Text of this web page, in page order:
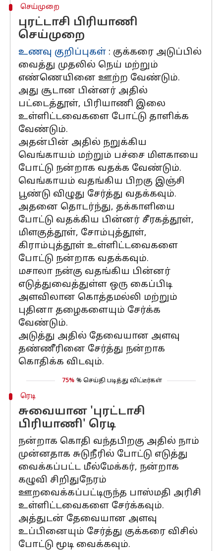
செய்முறை
புரட்டாசி பிரியாணி
செய்முறை
உணவு குறிப்புகள் : குக்கரை அடுப்பில்
வைத்து முதலில் நெய் மற்றும்
எண்ணெயினை ஊற்ற வேண்டும்.
அது சூடான பின்னர் அதில்
பட்டைத்தூள், பிரியாணி இலை
உள்ளிட்டவைகளை போட்டு தாளிக்க
வேண்டும்.
அதன்பின் அதில் நறுக்கிய
வெங்காயம் மற்றும் பச்சை மிளகாயை
போட்டு நன்றாக வதக்க வேண்டும்.
வெங்காயம் வதங்கிய பிறகு இஞ்சி
பூண்டு விழுது சேர்த்து வதக்கவும்.
அதனை தொடர்ந்து, தக்காளியை
போட்டு வதக்கிய பின்னர் சீரகத்தூள்,
மிளகுத்தூள், சோம்புத்தூள்,
கிராம்புத்தூள் உள்ளிட்டவைகளை
போட்டு நன்றாக வதக்கவும்.
மசாலா நன்கு வதங்கிய பின்னர்
எடுத்துவைத்துள்ள ஒரு கைப்பிடி
அளவிலான கொத்தமல்லி மற்றும்
புதினா தழைகளையும் சேர்க்க
வேண்டும்.
அடுத்து அதில் தேவையான அளவு
தண்ணீரினை சேர்த்து நன்றாக
கொதிக்க விடவும்.
75% % செய்தி படித்து விட்டீர்கள்
ரெடி
சுவையான 'புரட்டாசி
பிரியாணி' ரெடி
நன்றாக கொதி வந்தபிறகு அதில் நாம்
முன்னதாக சுடுநீரில் போட்டு எடுத்து
வைக்கப்பட்ட மீல்மேக்கர், நன்றாக
கழுவி சிறிதுநேரம்
ஊறவைக்கப்பட்டிருந்த பாஸ்மதி அரிசி
உள்ளிட்டவைகளை சேர்க்கவும்.
அத்துடன் தேவையான அளவு
உப்பினையும் சேர்த்து குக்கரை விசில்
போட்டு மூடி வைக்கவும்.